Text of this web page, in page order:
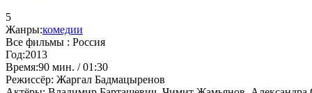
5
Жанры:комедии
Все фильмы : Россия
Год:2013
Время:90 мин. / 01:30
Режиссёр: Жаргал Бадмацыренов